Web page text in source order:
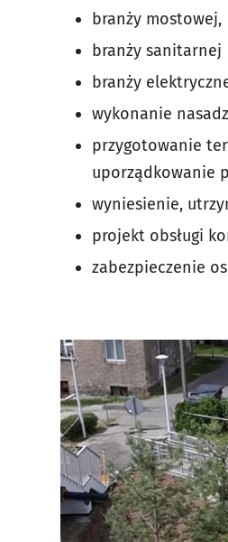
branży mostowej,
branży
branży
wykonanie
przygotowanie
uporządkowanie
wyniesienie,
projekt obsługi
zabezpieczenie